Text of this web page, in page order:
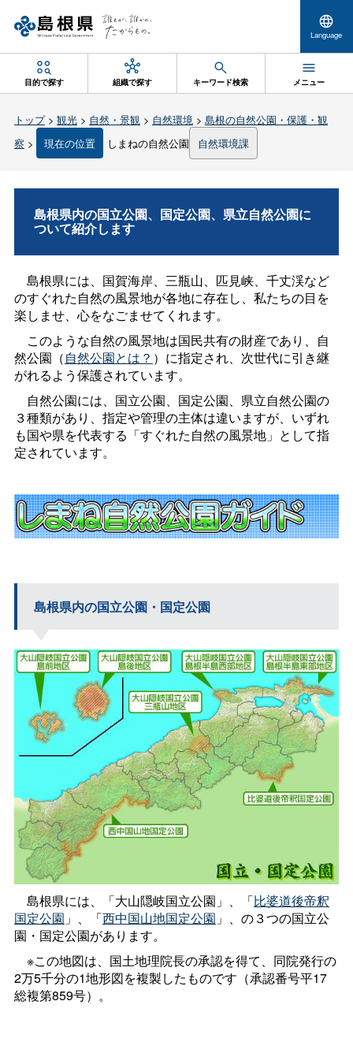
Language
目的で探す 組織で探す キーワード検索 メニュー
トップ> 観光> 自然・景観> 自然環境> 島根の自然公園・保護・観
察 > 現在の位置 しまねの自然公園 自然環境課
島根県内の国立公園、国定公園、県立自然公園に
ついて紹介します
島根県には、国賀海岸、三瓶山、匹見峡、千丈渓など
のすぐれた自然の風景地が各地に存在し、私たちの目を
楽しませ、心をなごませてくれます。
このような自然の風景地は国民共有の財産であり、自
然公園（自然公園とは？ ）に指定され、次世代に引き継
がれるよう保護されています。
自然公園には、国立公園、国定公園、県立自然公園の
３種類があり、指定や管理の主体は違いますが、いずれ
も国や県を代表する「すぐれた自然の風景地」として指
定されています。
島根県内の国立公園・国定公園
島根県には、「大山隠岐国立公園」、「比婆道後帝釈
国定公園 」、「西中国山地国定公園 」、の３つの国立公
園・国定公園があります。
※この地図は、国土地理院長の承認を得て、同院発行の
2万5千分の1地形図を複製したものです（承認番号平17
総複第859号）。